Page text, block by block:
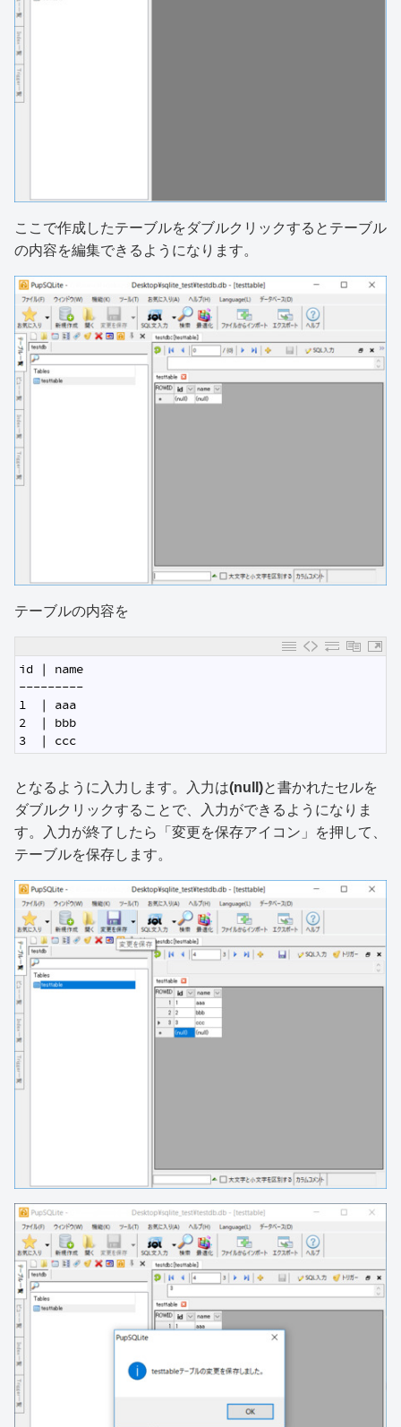
ここで作成したテーブルをダブルクリックするとテーブル
の内容を編集できるようになります。
テーブルの内容を
id | name
---------
1  | aaa
2  | bbb
3  | ccc
となるように入力します。入力は(null)と書かれたセルを
ダブルクリックすることで、入力ができるようになりま
す。入力が終了したら「変更を保存アイコン」を押して、
テーブルを保存します。